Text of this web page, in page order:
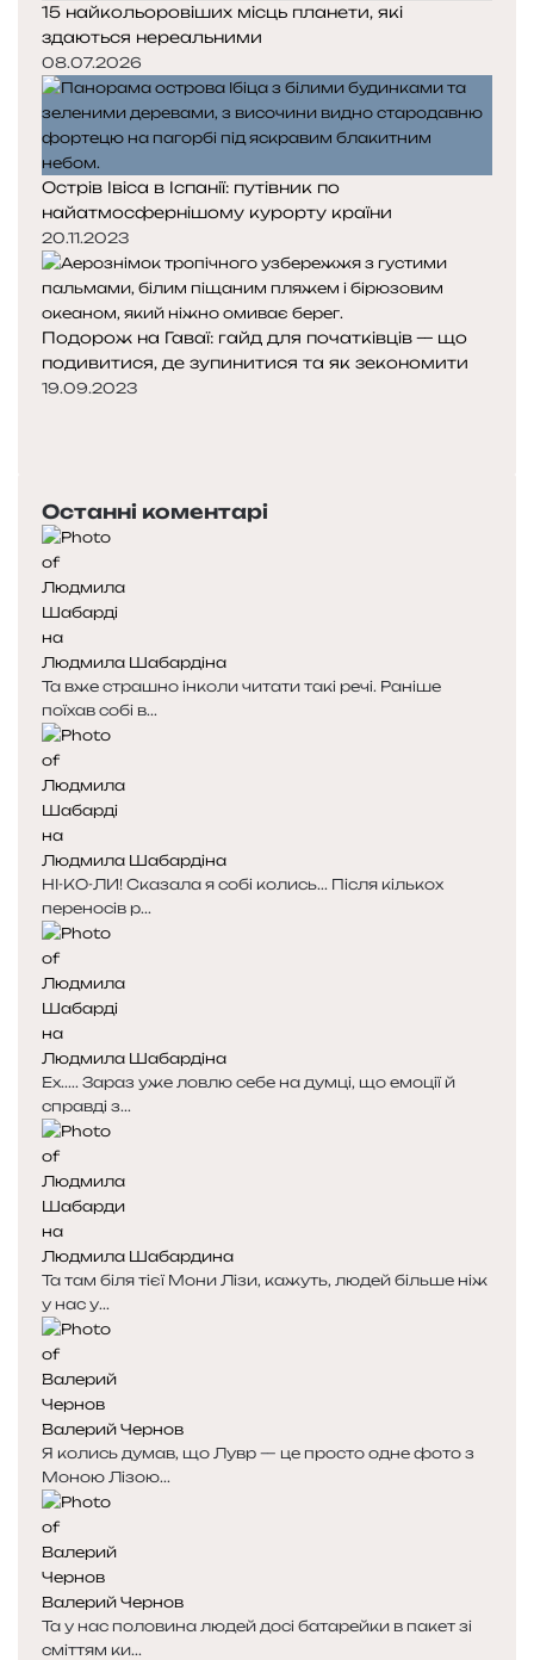
15 найкольоровіших місць планети, які
здаються нереальними
08.07.2026
Острів Івіса в Іспанії: путівник по
найатмосфернішому курорту країни
20.11.2023
Подорож на Гаваї: гайд для початківців — що
подивитися, де зупинитися та як зекономити
19.09.2023
р
е
д
н
я
с
т
о
р
і
н
к
а
т
у
п
н
а
с
т
о
р
і
н
к
а
Останні коментарі
Людмила Шабардіна
Та вже страшно інколи читати такі речі. Раніше
поїхав собі в...
Людмила Шабардіна
НІ-КО-ЛИ! Сказала я собі колись... Після кількох
переносів р...
Людмила Шабардіна
Ех..... Зараз уже ловлю себе на думці, що емоції й
справді з...
Людмила Шабардина
Та там біля тієї Мони Лізи, кажуть, людей більше ніж
у нас у...
Валерий Чернов
Я колись думав, що Лувр — це просто одне фото з
Моною Лізою...
Валерий Чернов
Та у нас половина людей досі батарейки в пакет зі
сміттям ки...